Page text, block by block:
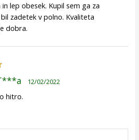
in lep obesek. Kupil sem ga za
zadetek v polno. Kvaliteta
dobra.
12/02/2022
hitro.